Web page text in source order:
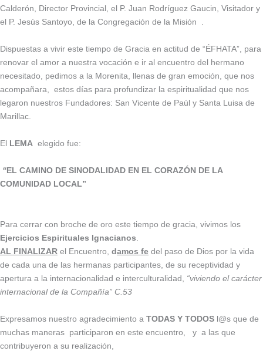
Calderón, Director Provincial, el P. Juan Rodríguez Gaucin, Visitador y
el P. Jesús Santoyo, de la Congregación de la Misión .
Dispuestas a vivir este tiempo de Gracia en actitud de “ÉFHATA”, para
renovar el amor a nuestra vocación e ir al encuentro del hermano
necesitado, pedimos a la Morenita, llenas de gran emoción, que nos
acompañara, estos días para profundizar la espiritualidad que nos
legaron nuestros Fundadores: San Vicente de Paúl y Santa Luisa de
Marillac.
El LEMA elegido fue:
“ EL CAMINO DE SINODALIDAD EN EL CORAZÓN DE LA
COMUNIDAD LOCAL”
Para cerrar con broche de oro este tiempo de gracia, vivimos los
Ejercicios Espirituales Ignacianos.
AL FINALIZAR el Encuentro, d amos fe del paso de Dios por la vida
de cada una de las hermanas participantes, de su receptividad y
apertura a la internacionalidad e interculturalidad, “viviendo el carácter
internacional de la Compañía” C.53
Expresamos nuestro agradecimiento a TODAS Y TODOS l@s que de
muchas maneras participaron en este encuentro, y a las que
contribuyeron a su realización,